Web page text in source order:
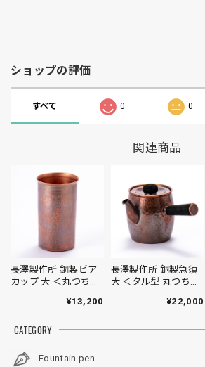
CATEGORY
Fountain pen
ショップの評価
すべて 0 0
関連商品
長澤製作所 銅製ビア
カップ 大 ＜丸つち目
¥13,200
長澤製作所 銅製急須
大 ＜タル型 丸つち目
¥22,000